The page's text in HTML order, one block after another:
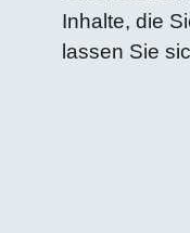
Inhalte, die
lassen Sie